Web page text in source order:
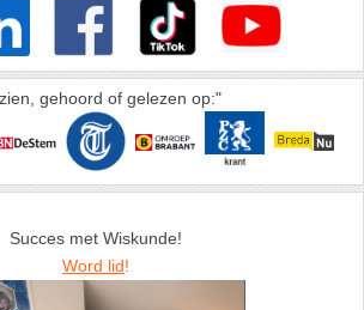
gehoord of gelezen op:"
Succes met Wiskunde!
Word lid!